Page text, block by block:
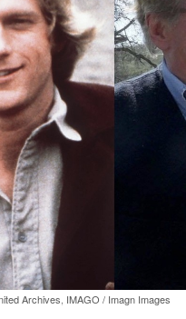
Archives IMAGO / Imagn Images